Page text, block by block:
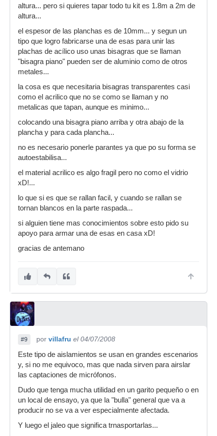
altura... pero si quieres tapar todo tu kit es 1.8m a 2m de
altura...
el espesor de las planchas es de 10mm... y segun un
tipo que logro fabricarse una de esas para unir las
plachas de acílico uso unas bisagras que se llaman
"bisagra piano" pueden ser de aluminio como de otros
metales...
la cosa es que necesitaria bisagras transparentes casi
como el acrilico que no se como se llaman y no
metalicas que tapan, aunque es minimo...
colocando una bisagra piano arriba y otra abajo de la
plancha y para cada plancha...
no es necesario ponerle parantes ya que po su forma se
autoestabilisa...
el material acrilico es algo fragil pero no como el vidrio
xD!...
lo que si es que se rallan facil, y cuando se rallan se
tornan blancos en la parte raspada...
si alguien tiene mas conocimientos sobre esto pido su
apoyo para armar una de esas en casa xD!
gracias de antemano
#9 por villafru el 04/07/2008
Este tipo de aislamientos se usan en grandes escenarios
y, si no me equivoco, mas que nada sirven para airslar
las captaciones de micrófonos.
Dudo que tenga mucha utilidad en un garito pequeño o en
un local de ensayo, ya que la "bulla" general que va a
producir no se va a ver especialmente afectada.
Y luego el jaleo que significa trnasportarlas...